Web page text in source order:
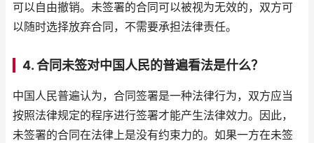
可以自由撤销。未签署的合同可以被视为无效的，双方可
以随时选择放弃合同，不需要承担法律责任。
4. 合同未签对中国人民的普遍看法是什么？
中国人民普遍认为，合同签署是一种法律行为，双方应当
按照法律规定的程序进行签署才能产生法律效力。因此，
未签署的合同在法律上是没有约束力的。如果一方在未签